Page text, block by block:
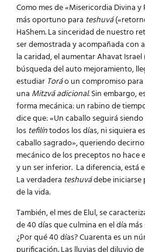
Como mes de «Misericordia Divina
más oportuno para teshuvá
HaShem. La sinceridad de nuestro
ser demostrada y acompañada con
la caridad, el aumentar Ahavat
búsqueda del auto mejoramiento,
estudiar Toráo un compromiso
una Mitzvá adicional. Sin embargo,
forma mecánica: un rabino de
dice que: «Un caballo seguirá
lostefilíntodos los días, ni siquiera
caballo sagrado», queriendo
mecánico de los preceptos no
y un ser inferior. La diferencia, está
La verdadera teshuvádebe iniciarse
de la vida.
También, el mes de Elul, se
de 40 días que culmina en el día
¿Por qué 40 días? Cuarenta es un